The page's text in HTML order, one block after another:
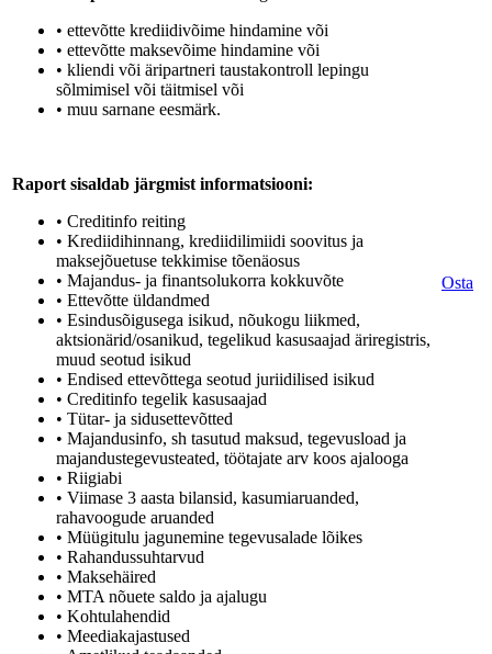
• ettevõtte krediidivõime hindamine või
• ettevõtte maksevõime hindamine või
• kliendi või äripartneri taustakontroll lepingu
sõlmimisel või täitmisel või
• muu sarnane eesmärk.
Raport sisaldab järgmist informatsiooni:
• Creditinfo reiting
• Krediidihinnang, krediidilimiidi soovitus ja
maksejõuetuse tekkimise tõenäosus
• Majandus- ja finantsolukorra kokkuvõte
• Ettevõtte üldandmed
• Esindusõigusega isikud, nõukogu liikmed,
aktsionärid/osanikud, tegelikud kasusaajad äriregistris,
muud seotud isikud
• Endised ettevõttega seotud juriidilised isikud
• Creditinfo tegelik kasusaajad
• Tütar- ja sidusettevõtted
• Majandusinfo, sh tasutud maksud, tegevusload ja
majandustegevusteated, töötajate arv koos ajalooga
• Riigiabi
• Viimase 3 aasta bilansid, kasumiaruanded,
rahavoogude aruanded
• Müügitulu jagunemine tegevusalade lõikes
• Rahandussuhtarvud
• Maksehäired
• MTA nõuete saldo ja ajalugu
• Kohtulahendid
• Meediakajastused
Osta